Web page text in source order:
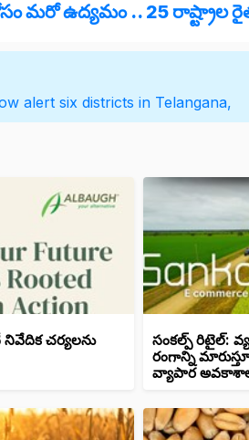
మరో ఉద్యమం .. 25
alert six districts in Telangana,
చర్యలను
సంకల్ప్ రిటైల్:
రంగాన్ని
వ్యాపార